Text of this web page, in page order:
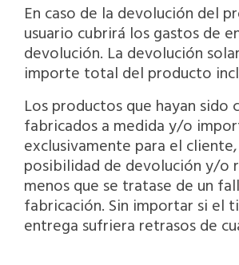
En caso de la devolución del
usuario cubrirá los gastos de
devolución. La devolución
importe total del producto
Los productos que hayan sido
fabricados a medida y/o
exclusivamente para el
posibilidad de devolución y/o
menos que se tratase de un
fabricación. Sin importar si el
entrega sufriera retrasos de